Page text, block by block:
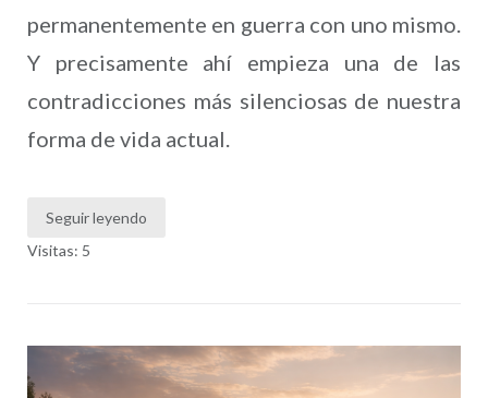
permanentemente en guerra con uno mismo.
Y precisamente ahí empieza una de las
contradicciones más silenciosas de nuestra
forma de vida actual.
Seguir leyendo
Visitas: 5